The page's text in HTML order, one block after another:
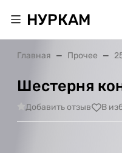
НУРКАМ
Главная Прочее
Шестерня
Добавить отзыв В